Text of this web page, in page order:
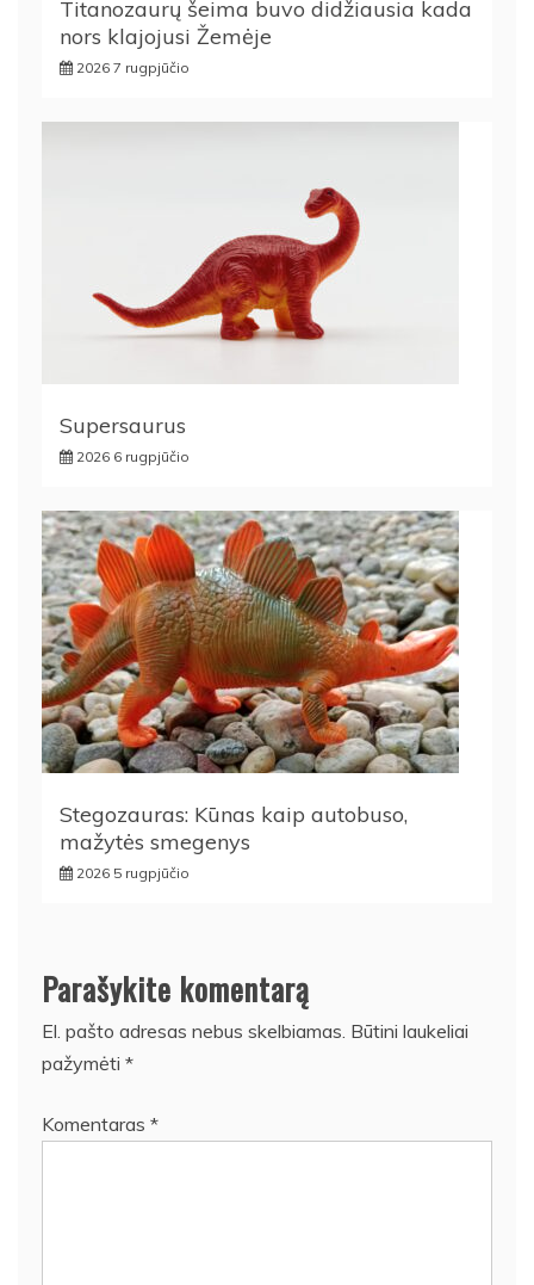
Titanozaurų šeima buvo didžiausia kada
nors klajojusi Žemėje
2026 7 rugpjūčio
Supersaurus
2026 6 rugpjūčio
Stegozauras: Kūnas kaip autobuso,
mažytės smegenys
2026 5 rugpjūčio
Parašykite komentarą
El. pašto adresas nebus skelbiamas. Būtini laukeliai
pažymėti *
Komentaras *